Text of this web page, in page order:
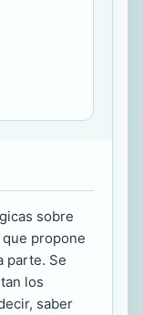
sobre
propone
parte. Se
los
saber